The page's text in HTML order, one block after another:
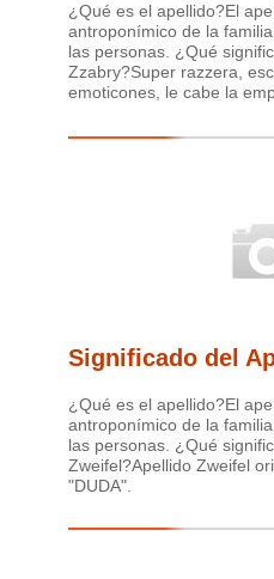
¿Qué es el apellido?El
antroponímico de la
las personas. ¿Qué
Zzabry?Super razzera,
emoticones, le cabe la
Significado del
¿Qué es el apellido?El
antroponímico de la
las personas. ¿Qué
Zweifel?Apellido Zweifel
"DUDA".